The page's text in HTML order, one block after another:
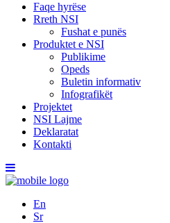
Faqe hyrëse
Rreth NSI
Fushat e punës
Produktet e NSI
Publikime
Opeds
Buletin informativ
Infografikët
Projektet
NSI Lajme
Deklaratat
Kontakti
En
Sr